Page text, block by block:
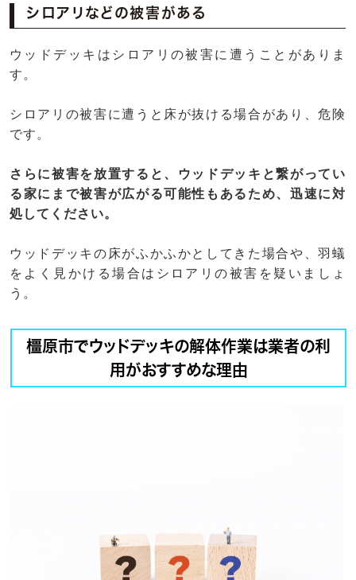
シロアリなどの被害がある
ウッドデッキはシロアリの被害に遭うことがありま
す。
シロアリの被害に遭うと床が抜ける場合があり、危険
です。
さらに被害を放置すると、ウッドデッキと繋がってい
る家にまで被害が広がる可能性もあるため、迅速に対
処してください。
ウッドデッキの床がふかふかとしてきた場合や、羽蟻
をよく見かける場合はシロアリの被害を疑いましょ
う。
橿原市でウッドデッキの解体作業は業者の利
用がおすすめな理由